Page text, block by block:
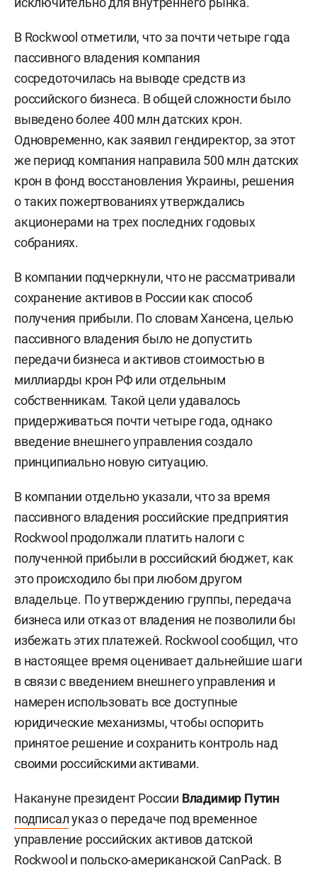
В Rockwool отметили, что за почти четыре года
пассивного владения компания
сосредоточилась на выводе средств из
российского бизнеса. В общей сложности было
выведено более 400 млн датских крон.
Одновременно, как заявил гендиректор, за этот
же период компания направила 500 млн датских
крон в фонд восстановления Украины, решения
о таких пожертвованиях утверждались
акционерами на трех последних годовых
собраниях.
В компании подчеркнули, что не рассматривали
сохранение активов в России как способ
получения прибыли. По словам Хансена, целью
пассивного владения было не допустить
передачи бизнеса и активов стоимостью в
миллиарды крон РФ или отдельным
собственникам. Такой цели удавалось
придерживаться почти четыре года, однако
введение внешнего управления создало
принципиально новую ситуацию.
В компании отдельно указали, что за время
пассивного владения российские предприятия
Rockwool продолжали платить налоги с
полученной прибыли в российский бюджет, как
это происходило бы при любом другом
владельце. По утверждению группы, передача
бизнеса или отказ от владения не позволили бы
избежать этих платежей. Rockwool сообщил, что
в настоящее время оценивает дальнейшие шаги
в связи с введением внешнего управления и
намерен использовать все доступные
юридические механизмы, чтобы оспорить
принятое решение и сохранить контроль над
своими российскими активами.
Накануне президент России Владимир Путин
подписалуказ о передаче под временное
управление российских активов датской
Rockwool и польско-американской CanPack. В